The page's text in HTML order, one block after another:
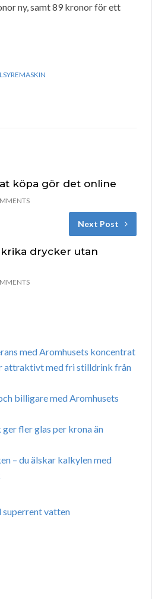
ny, samt 89 kronor för ett
köpa gör det online
Next Post
drycker utan
med Aromhusets koncentrat
attraktivt med fri stilldrink från
billigare med Aromhusets
fler glas per krona än
– du älskar kalkylen med
vatten